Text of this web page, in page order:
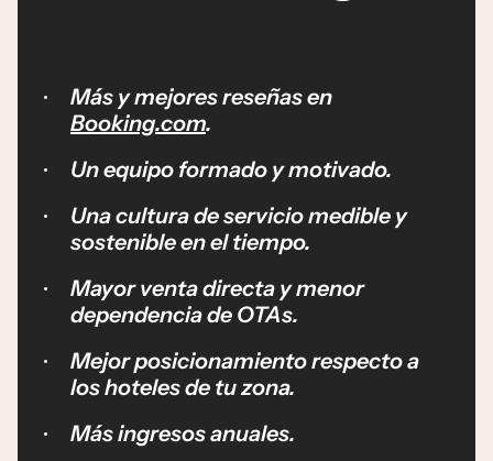
Más y mejores reseñas en
Booking.com.
Un equipo formado y motivado.
Una cultura de servicio medible y
sostenible en el tiempo.
Mayor venta directa y menor
dependencia de OTAs.
Mejor posicionamiento respecto a
los hoteles de tu zona.
Más ingresos anuales.